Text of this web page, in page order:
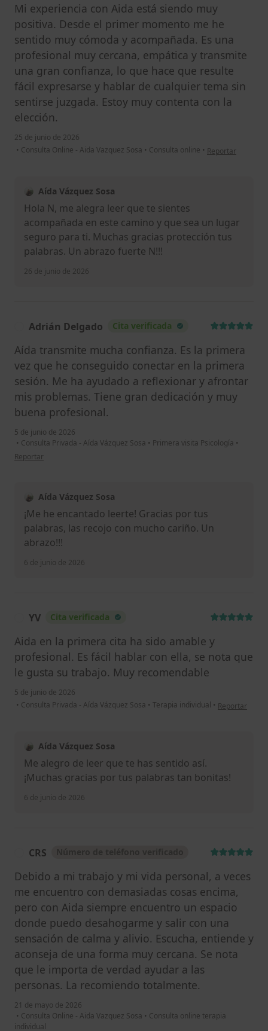
Mi experiencia con Aida está siendo muy
positiva. Desde el primer momento me he
sentido muy cómoda y acompañada. Es una
profesional muy cercana, empática y transmite
una gran confianza, lo que hace que resulte
fácil expresarse y hablar de cualquier tema sin
sentirse juzgada. Estoy muy contenta con la
elección.
25 de junio de 2026
• Consulta Online - Aida Vazquez Sosa • Consulta online • en opinión del
Reportar
Aída Vázquez Sosa
Hola N, me alegra leer que te sientes
acompañada en este camino y que sea un lugar
seguro para ti. Muchas gracias protección tus
palabras. Un abrazo fuerte N!!!
26 de junio de 2026
Adrián Delgado Cita verificada
Aída transmite mucha confianza. Es la primera
vez que he conseguido conectar en la primera
sesión. Me ha ayudado a reflexionar y afrontar
mis problemas. Tiene gran dedicación y muy
buena profesional.
5 de junio de 2026
• Consulta Privada - Aída Vázquez Sosa • Primera visita Psicología •
en opinión del usuario Adrián Delgado
Reportar
Aída Vázquez Sosa
¡Me he encantado leerte! Gracias por tus
palabras, las recojo con mucho cariño. Un
abrazo!!!
6 de junio de 2026
YV Cita verificada
Aida en la primera cita ha sido amable y
profesional. Es fácil hablar con ella, se nota que
le gusta su trabajo. Muy recomendable
5 de junio de 2026
• Consulta Privada - Aída Vázquez Sosa • Terapia individual • en opinión del
Reportar
Aída Vázquez Sosa
Me alegro de leer que te has sentido así.
¡Muchas gracias por tus palabras tan bonitas!
6 de junio de 2026
CRS
Debido a mi trabajo y mi vida personal, a veces
me encuentro con demasiadas cosas encima,
pero con Aida siempre encuentro un espacio
donde puedo desahogarme y salir con una
sensación de calma y alivio. Escucha, entiende y
aconseja de una forma muy cercana. Se nota
que le importa de verdad ayudar a las
personas. La recomiendo totalmente.
21 de mayo de 2026
• Consulta Online - Aida Vazquez Sosa • Consulta online terapia
individual